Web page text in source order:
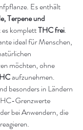
Es enthält
Terpene und
es komplett THC frei.
ideal für Menschen,
möchten, ohne
aufzunehmen.
besonders in Ländern
Grenzwerte
bei Anwendern, die